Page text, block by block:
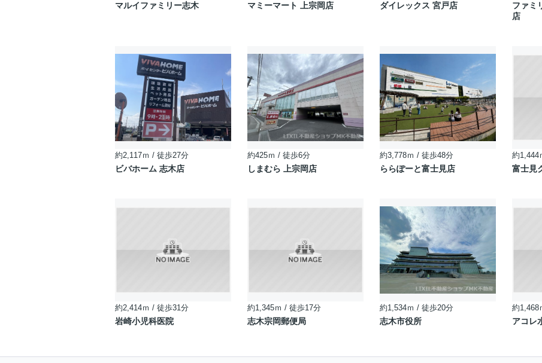
マルイファミリー志木 マミーマート 上宗岡店 ダイレックス 宮戸店
ファミ
店
約2,117ｍ / 徒歩27分
ビバホーム 志木店
約425ｍ / 徒歩6分
しまむら 上宗岡店
約3,778ｍ / 徒歩48分
ららぽーと富士見店
約1,444
富士見
約2,414ｍ / 徒歩31分
岩崎小児科医院
約1,345ｍ / 徒歩17分
志木宗岡郵便局
約1,534ｍ / 徒歩20分
志木市役所
約1,468
アコレ